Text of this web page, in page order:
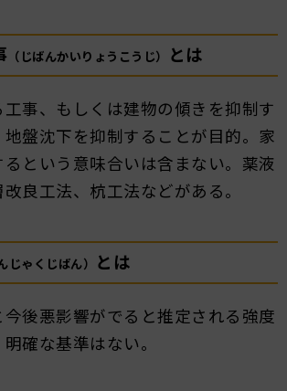
（じばんかいりょうこうじ） とは
事、もしくは建物の傾きを抑制す
盤沈下を抑制することが目的。家
という意味合いは含まない。薬液
良工法、杭工法などがある。
じゃくじばん） とは
後悪影響がでると推定される強度
確な基準はない。